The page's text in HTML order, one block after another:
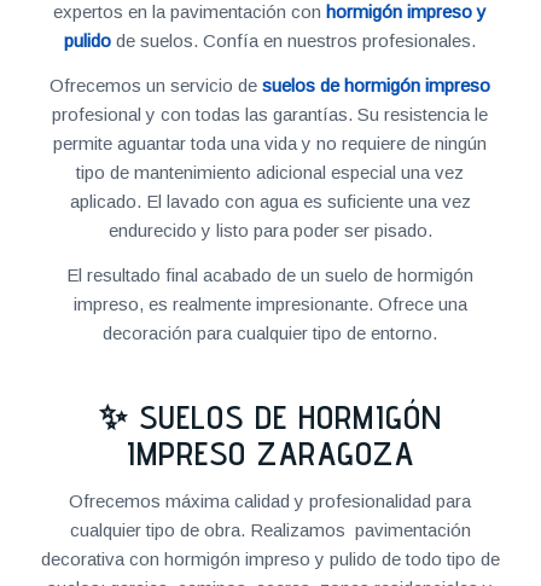
expertos en la pavimentación conhormigón impreso y
pulido de suelos. Confía en nuestros profesionales.
Ofrecemos un servicio desuelos de hormigón impreso
profesional y con todas las garantías. Su resistencia le
permite aguantar toda una vida y no requiere de ningún
tipo de mantenimiento adicional especial una vez
aplicado. El lavado con agua es suficiente una vez
endurecido y listo para poder ser pisado.
El resultado final acabado de un suelo de hormigón
impreso, es realmente impresionante. Ofrece una
decoración para cualquier tipo de entorno.
✨ SUELOS DE HORMIGÓN
IMPRESO ZARAGOZA
Ofrecemos máxima calidad y profesionalidad para
cualquier tipo de obra. Realizamos pavimentación
decorativa con hormigón impreso y pulido de todo tipo de